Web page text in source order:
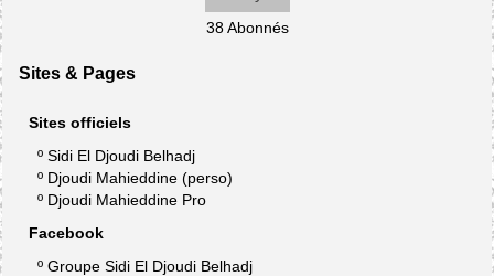
38 Abonnés
Sites & Pages
Sites officiels
º Sidi El Djoudi Belhadj
º Djoudi Mahieddine (perso)
º Djoudi Mahieddine Pro
Facebook
º Groupe Sidi El Djoudi Belhadj